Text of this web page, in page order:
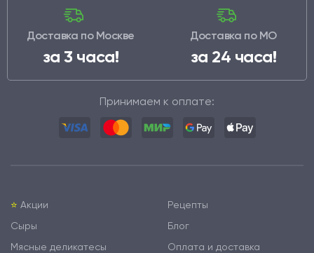
Доставка по Москве
за 3 часа!
Доставка по МО
за 24 часа!
Принимаем к оплате:
⭐️ Акции
Сыры
Мясные деликатесы
Рецепты
Блог
Оплата и доставка